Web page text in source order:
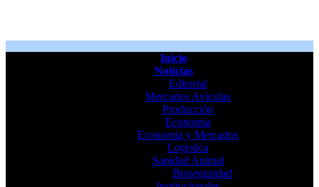
Inicio
Noticias
Editorial
Mercados Avicolas
Producción
Economia
Economía y Mercados
Logistica
Sanidad Animal
Bioseguridad